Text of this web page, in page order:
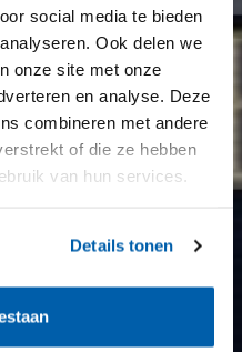
social media te bieden
Ook delen we
onze site met onze
en analyse. Deze
combineren met andere
of die ze hebben
van hun services.
Details tonen